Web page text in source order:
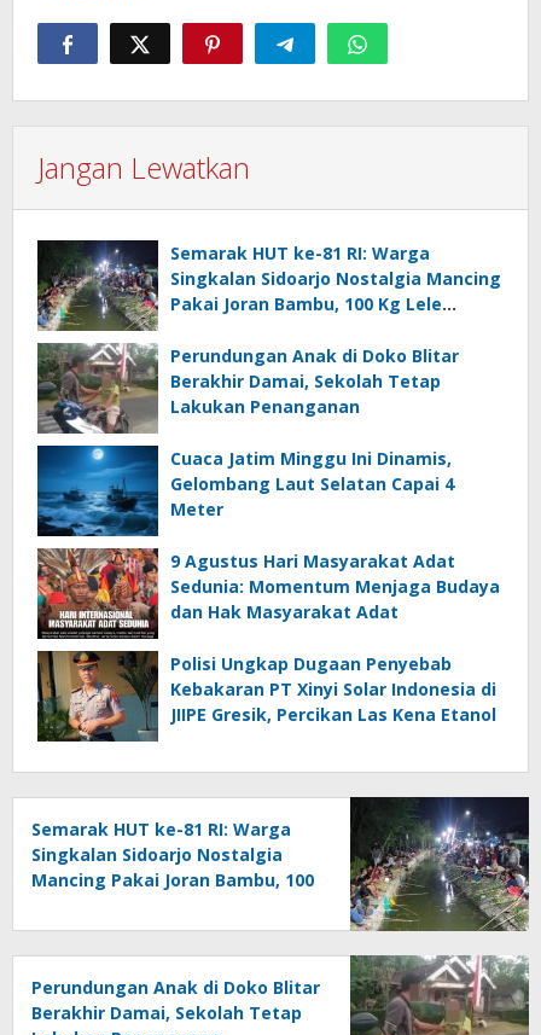
Jangan Lewatkan
Semarak HUT ke-81 RI: Warga
Singkalan Sidoarjo Nostalgia Mancing
Pakai Joran Bambu, 100 Kg Lele
Perundungan Anak di Doko Blitar
Berakhir Damai, Sekolah Tetap
Lakukan Penanganan
Cuaca Jatim Minggu Ini Dinamis,
Gelombang Laut Selatan Capai 4
Meter
9 Agustus Hari Masyarakat Adat
Sedunia: Momentum Menjaga Budaya
dan Hak Masyarakat Adat
Polisi Ungkap Dugaan Penyebab
Kebakaran PT Xinyi Solar Indonesia di
JIIPE Gresik, Percikan Las Kena Etanol
Semarak HUT ke-81 RI: Warga
Singkalan Sidoarjo Nostalgia
Mancing Pakai Joran Bambu, 100
Perundungan Anak di Doko Blitar
Berakhir Damai, Sekolah Tetap